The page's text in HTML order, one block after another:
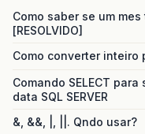
Como saber se um
[RESOLVIDO]
Como converter inteiro
Comando SELECT
data SQL SERVER
&, &&, |, ||. Qndo usar?